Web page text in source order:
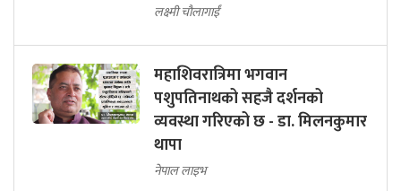
लक्ष्मी चौलागाईं
महाशिवरात्रिमा भगवान
पशुपतिनाथको सहजै दर्शनको
व्यवस्था गरिएको छ - डा. मिलनकुमार
थापा
नेपाल लाइभ